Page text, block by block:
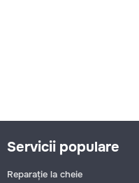
Servicii populare
Reparație la cheie